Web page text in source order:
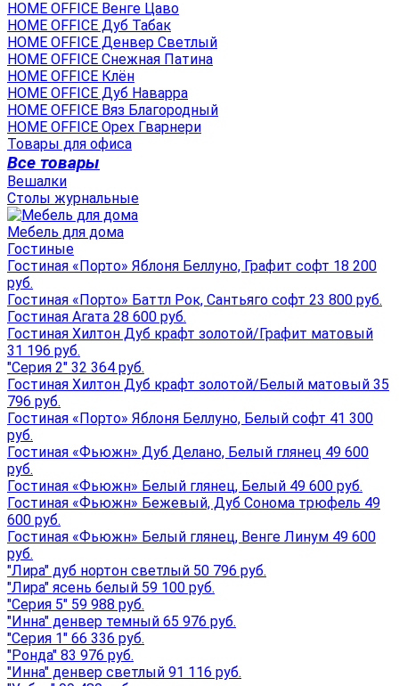
HOME OFFICE Венге Цаво
HOME OFFICE Дуб Табак
HOME OFFICE Денвер Светлый
HOME OFFICE Снежная Патина
HOME OFFICE Клён
HOME OFFICE Дуб Наварра
HOME OFFICE Вяз Благородный
HOME OFFICE Орех Гварнери
Товары для офиса
Все товары
Вешалки
Столы журнальные
Мебель для дома
Гостиные
Гостиная «Порто» Яблоня Беллуно, Графит софт 18 200
руб.
Гостиная «Порто» Баттл Рок, Сантьяго софт 23 800 руб.
Гостиная Агата 28 600 руб.
Гостиная Хилтон Дуб крафт золотой/Графит матовый
31 196 руб.
"Серия 2" 32 364 руб.
Гостиная Хилтон Дуб крафт золотой/Белый матовый 35
796 руб.
Гостиная «Порто» Яблоня Беллуно, Белый софт 41 300
руб.
Гостиная «Фьюжн» Дуб Делано, Белый глянец 49 600
руб.
Гостиная «Фьюжн» Белый глянец, Белый 49 600 руб.
Гостиная «Фьюжн» Бежевый, Дуб Сонома трюфель 49
600 руб.
Гостиная «Фьюжн» Белый глянец, Венге Линум 49 600
руб.
"Лира" дуб нортон светлый 50 796 руб.
"Лира" ясень белый 59 100 руб.
"Серия 5" 59 988 руб.
"Инна" денвер темный 65 976 руб.
"Серия 1" 66 336 руб.
"Ронда" 83 976 руб.
"Инна" денвер светлый 91 116 руб.